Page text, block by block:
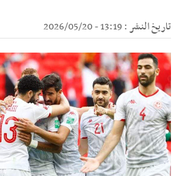
تاريخ النشر : 13:19 - 2026/05/20